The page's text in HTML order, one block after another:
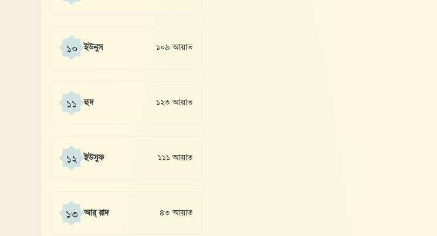
১০ ইউনুস ১০৯ আয়াত
১১ হুদ ১২৩ আয়াত
১২ ইউসুফ ১১১ আয়াত
১৩ আর্ রাদ ৪৩ আয়াত